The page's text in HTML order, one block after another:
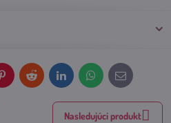
PinterestReddit LinkedInWhatsApp
E-
mail
Nasledujúci produkt